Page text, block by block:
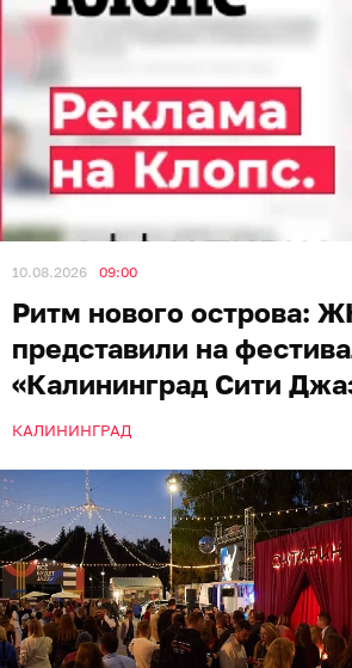
10.08.2026 09:00
Ритм нового острова:
представили на
«Калининград Сити
КАЛИНИНГРАД